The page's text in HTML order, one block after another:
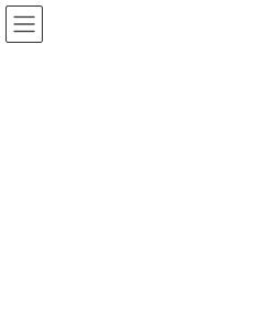
コ
ン
ナ
ビ
【新築、リフォーム相談会 開催